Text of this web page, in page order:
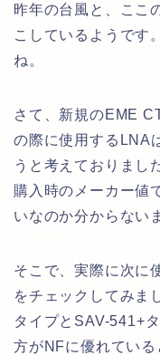
昨年の台風と、ここ
こしているようです
ね。
さて、新規のEME
の際に使用するLNA
うと考えておりまし
購入時のメーカー値
いなのか分からない
そこで、実際に次に
をチェックしてみま
タイプとSAV-541+
方がNFに優れている